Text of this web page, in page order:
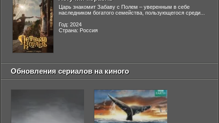
Царь знакомит Забаву с Полем – уверенным в себе
наследником богатого семейства, пользующегося среди...
Год: 2024
Страна: Россия
Обновления сериалов на киного